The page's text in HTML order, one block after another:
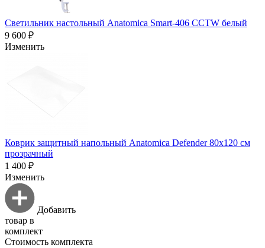
Светильник настольный Anatomica Smart-406 CCTW белый
9 600 ₽
Изменить
Коврик защитный напольный Anatomica Defender 80х120 см
прозрачный
1 400 ₽
Изменить
Добавить
товар в
комплект
Стоимость комплекта